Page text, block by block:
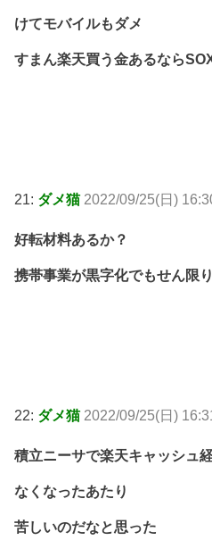
けてモバイルもダメ
すまん楽天買う金あるなら
21: ダメ猫 2022/09/25(日)
好転材料あるか？
携帯事業が黒字化でもせん限
22: ダメ猫 2022/09/25(日)
積立ニーサで楽天キャッシュ
なくなったあたり
苦しいのだなと思った